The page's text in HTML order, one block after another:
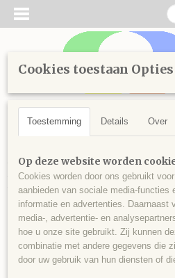
Inloggen Registreren
Home >Handwerken>Borduren>
Borduurpakket Wolf
Cookies toestaan Opties
Toestemming Details Over
Op deze website worden
Cookies worden door ons gebruikt
aanbieden van sociale media-functies
informatie en advertenties. Daarnaast
media-, advertentie- en
hoe u onze site gebruikt. Zij kunnen
combinatie met andere gegevens die
door uw gebruik van hun diensten of